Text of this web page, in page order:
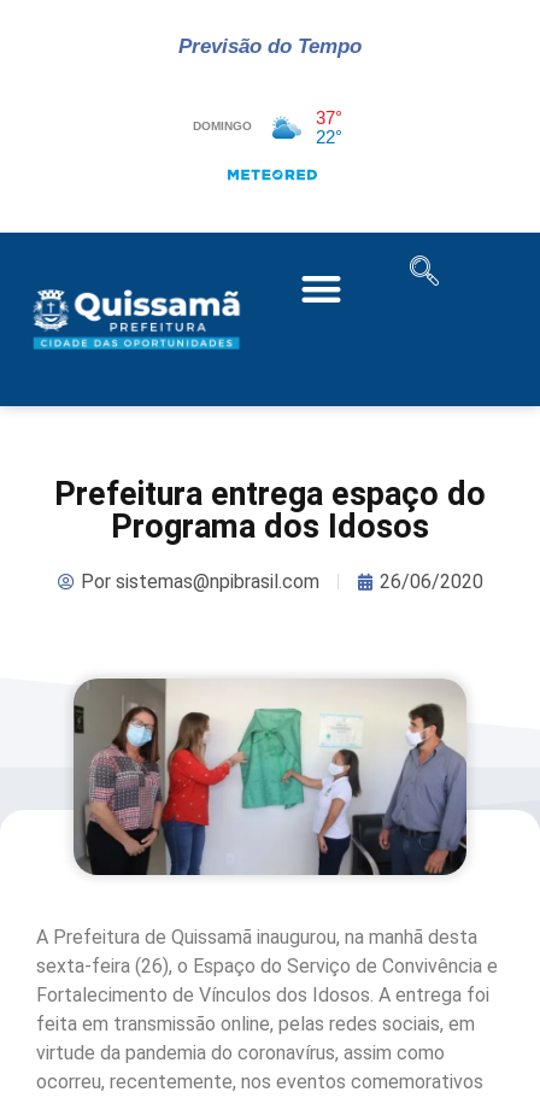
Previsão do Tempo
Prefeitura entrega espaço do
Programa dos Idosos
Porsistemas@npibrasil.com 26/06/2020
A Prefeitura de Quissamã inaugurou, na manhã desta
sexta-feira (26), o Espaço do Serviço de Convivência e
Fortalecimento de Vínculos dos Idosos. A entrega foi
feita em transmissão online, pelas redes sociais, em
virtude da pandemia do coronavírus, assim como
ocorreu, recentemente, nos eventos comemorativos